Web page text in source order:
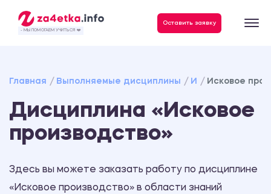
- МЫ ПОМОГАЕМ УЧИТЬСЯ ❤️
Оставить заявку
Главная Выполняемые дисциплины И Исковое
Дисциплина «Исковое
производство»
Здесь вы можете заказать работу по дисциплине
«Исковое производство» в области знаний